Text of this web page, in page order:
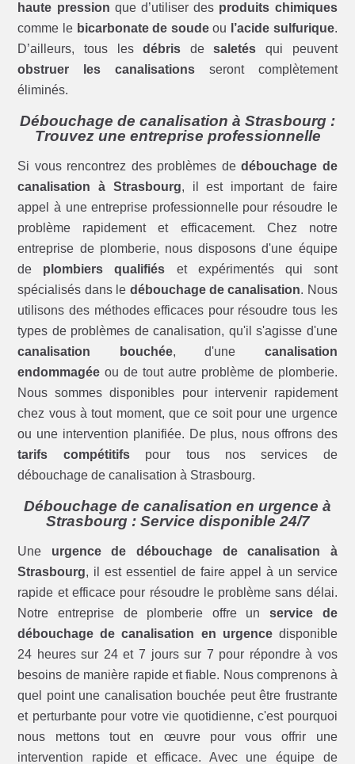
haute pression que d’utiliser des produits chimiques
comme le bicarbonate de soudeou l’acide sulfurique.
D’ailleurs, tous lesdébris desaletés qui peuvent
obstruer les canalisations seront complètement
éliminés.
Débouchage de canalisation à Strasbourg :
Trouvez une entreprise professionnelle
Si vous rencontrez des problèmes dedébouchage de
canalisation à Strasbourg, il est important de faire
appel à une entreprise professionnelle pour résoudre le
problème rapidement et efficacement. Chez notre
entreprise de plomberie, nous disposons d'une équipe
de plombiers qualifiés et expérimentés qui sont
spécialisés dans le débouchage de canalisation. Nous
utilisons des méthodes efficaces pour résoudre tous les
types de problèmes de canalisation, qu'il s'agisse d'une
canalisation bouchée, d'une canalisation
endommagée ou de tout autre problème de plomberie.
Nous sommes disponibles pour intervenir rapidement
chez vous à tout moment, que ce soit pour une urgence
ou une intervention planifiée. De plus, nous offrons des
tarifs compétitifspour tous nos services de
débouchage de canalisation à Strasbourg.
Débouchage de canalisation en urgence à
Strasbourg : Service disponible 24/7
Une urgence de débouchage de canalisation à
Strasbourg, il est essentiel de faire appel à un service
rapide et efficace pour résoudre le problème sans délai.
Notre entreprise de plomberie offre un service de
débouchage de canalisation en urgencedisponible
24 heures sur 24 et 7 jours sur 7 pour répondre à vos
besoins de manière rapide et fiable. Nous comprenons à
quel point une canalisation bouchée peut être frustrante
et perturbante pour votre vie quotidienne, c'est pourquoi
nous mettons tout en œuvre pour vous offrir une
intervention rapide et efficace. Avec une équipe de